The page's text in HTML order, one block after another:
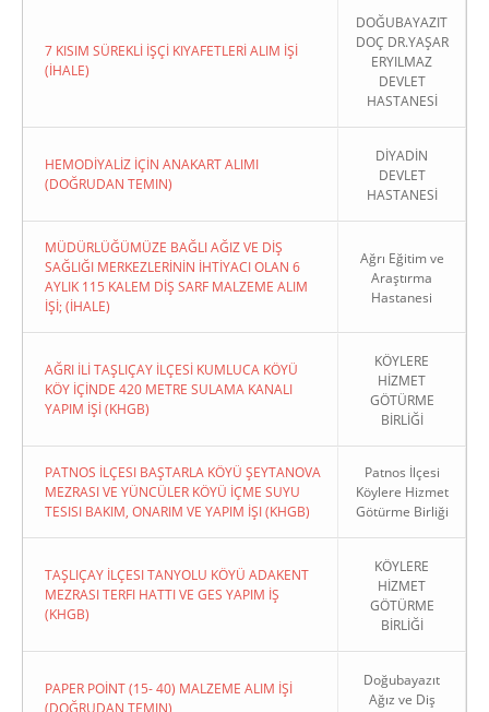
7 KISIM SÜREKLİ İŞÇİ KIYAFETLERİ ALIM İŞİ
(İHALE)
DOĞUBAYAZIT
DOÇ DR.YAŞAR
ERYILMAZ
DEVLET
HASTANESİ
HEMODİYALİZ İÇİN ANAKART ALIMI
(DOĞRUDAN TEMIN)
DİYADİN
DEVLET
HASTANESİ
MÜDÜRLÜĞÜMÜZE BAĞLI AĞIZ VE DİŞ
SAĞLIĞI MERKEZLERİNİN İHTİYACI OLAN 6
AYLIK 115 KALEM DİŞ SARF MALZEME ALIM
İŞİ; (İHALE)
Ağrı Eğitim ve
Araştırma
Hastanesi
AĞRI İLİ TAŞLIÇAY İLÇESİ KUMLUCA KÖYÜ
KÖY İÇİNDE 420 METRE SULAMA KANALI
YAPIM İŞİ (KHGB)
KÖYLERE
HİZMET
GÖTÜRME
BİRLİĞİ
PATNOS İLÇESI BAŞTARLA KÖYÜ ŞEYTANOVA
MEZRASI VE YÜNCÜLER KÖYÜ İÇME SUYU
TESISI BAKIM, ONARIM VE YAPIM İŞI (KHGB)
Patnos İlçesi
Köylere Hizmet
Götürme Birliği
TAŞLIÇAY İLÇESI TANYOLU KÖYÜ ADAKENT
MEZRASI TERFI HATTI VE GES YAPIM İŞ
(KHGB)
KÖYLERE
HİZMET
GÖTÜRME
BİRLİĞİ
PAPER POİNT (15- 40) MALZEME ALIM İŞİ
(DOĞRUDAN TEMIN)
Doğubayazıt
Ağız ve Diş